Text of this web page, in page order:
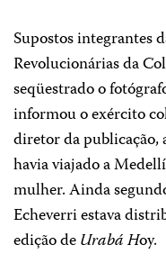
Supostos integrantes
Revolucionárias da
seqüestrado o
informou o exército
diretor da publicação,
havia viajado a
mulher. Ainda
Echeverri estava
edição deUrabá Hoy.